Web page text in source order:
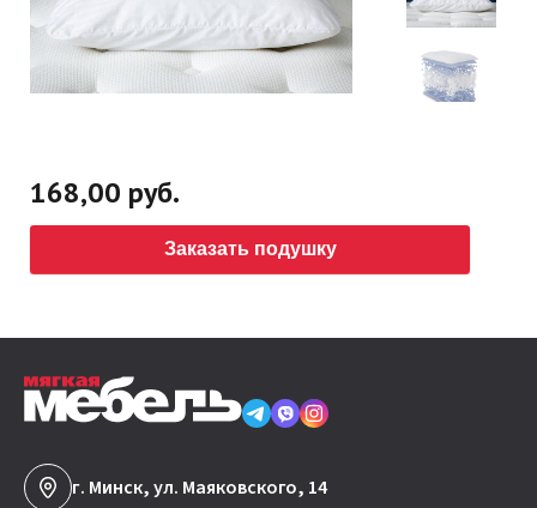
168,00 руб.
Заказать подушку
г. Минск, ул. Маяковского, 14